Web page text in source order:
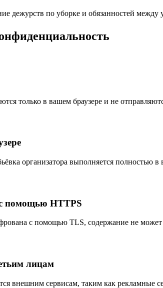
дежурств по уборке и обязанностей между
только в вашем браузере и не
организатора выполняется полностью
помощью HTTPS
с помощью TLS, содержание не
лицам
внешним сервисам, таким как рекламные